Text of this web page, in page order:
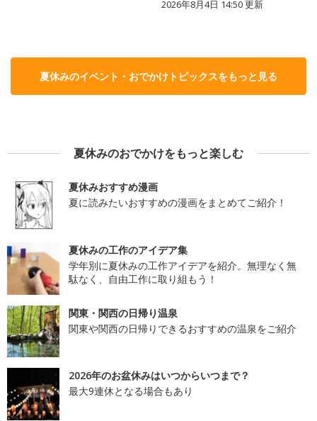
2026年8月4日 14:50更新
夏休みのイベント・おでかけトピックスをもっと見る
夏休みのおでかけをもっと楽しむ
夏休みおすすめ漫画
夏に読みたいおすすめの漫画をまとめてご紹介！
夏休みの工作のアイデア集
学年別に夏休みの工作アイデアを紹介。無理なく無
駄なく、自由工作に取り組もう！
関東・関西の日帰り温泉
関東や関西の日帰りできるおすすめの温泉をご紹介
2026年のお盆休みはいつからいつまで？
最大9連休となる場合もあり